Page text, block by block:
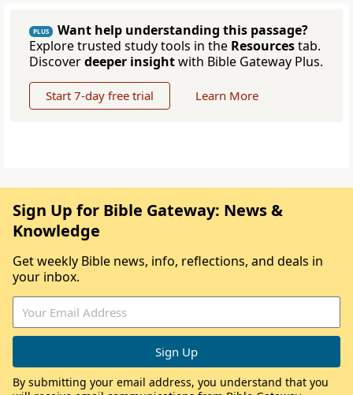
PLUS
Want help understanding this passage?
Explore trusted study tools in the Resourcestab.
Discoverdeeper insightwith Bible Gateway Plus.
Start 7-day free trial Learn More
Sign Up for Bible Gateway: News &
Knowledge
Get weekly Bible news, info, reflections, and deals in
your inbox.
By submitting your email address, you understand that you